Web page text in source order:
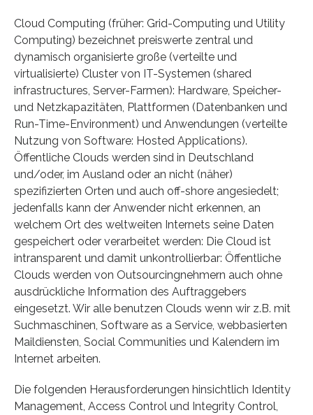
Cloud Computing (früher: Grid-Computing und Utility
Computing) bezeichnet preiswerte zentral und
dynamisch organisierte große (verteilte und
virtualisierte) Cluster von IT-Systemen (shared
infrastructures, Server-Farmen): Hardware, Speicher-
und Netzkapazitäten, Plattformen (Datenbanken und
Run-Time-Environment) und Anwendungen (verteilte
Nutzung von Software: Hosted Applications).
Öffentliche Clouds werden sind in Deutschland
und/oder, im Ausland oder an nicht (näher)
spezifizierten Orten und auch off-shore angesiedelt;
jedenfalls kann der Anwender nicht erkennen, an
welchem Ort des weltweiten Internets seine Daten
gespeichert oder verarbeitet werden: Die Cloud ist
intransparent und damit unkontrollierbar: Öffentliche
Clouds werden von Outsourcingnehmern auch ohne
ausdrückliche Information des Auftraggebers
eingesetzt. Wir alle benutzen Clouds wenn wir z.B. mit
Suchmaschinen, Software as a Service, webbasierten
Maildiensten, Social Communities und Kalendern im
Internet arbeiten.
Die folgenden Herausforderungen hinsichtlich Identity
Management, Access Control und Integrity Control,